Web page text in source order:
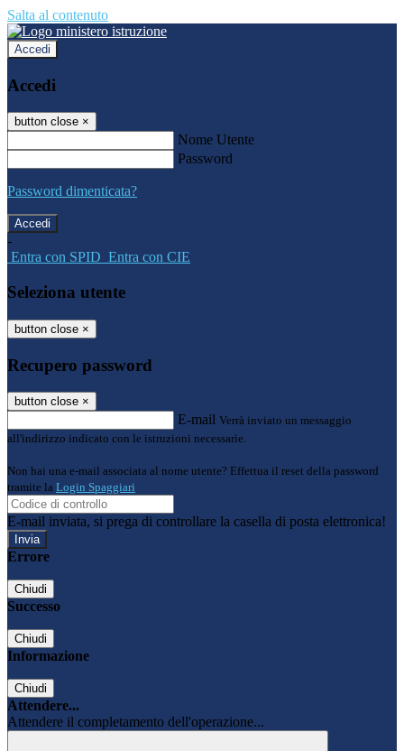
Salta al contenuto
Accedi
Accedi
button close ×
Nome Utente
Password
Password dimenticata?
-
Entra con SPID Entra con CIE
Seleziona utente
button close ×
Recupero password
button close ×
E-mail Verrà inviato un messaggio
all'indirizzo indicato con le istruzioni necessarie.
Non hai una e-mail associata al nome utente? Effettua il reset della password
tramite la Login Spaggiari
E-mail inviata, si prega di controllare la casella di posta elettronica!
Errore
Chiudi
Successo
Chiudi
Informazione
Chiudi
Attendere...
Attendere il completamento dell'operazione...